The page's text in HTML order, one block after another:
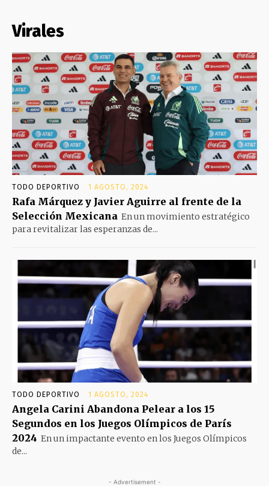
Virales
TODO DEPORTIVO 1 AGOSTO, 2024
Rafa Márquez y Javier Aguirre al frente de la
Selección Mexicana En un movimiento estratégico
para revitalizar las esperanzas de...
TODO DEPORTIVO 1 AGOSTO, 2024
Angela Carini Abandona Pelear a los 15
Segundos en los Juegos Olímpicos de París
2024 En un impactante evento en los Juegos Olímpicos
de...
- Advertisement -